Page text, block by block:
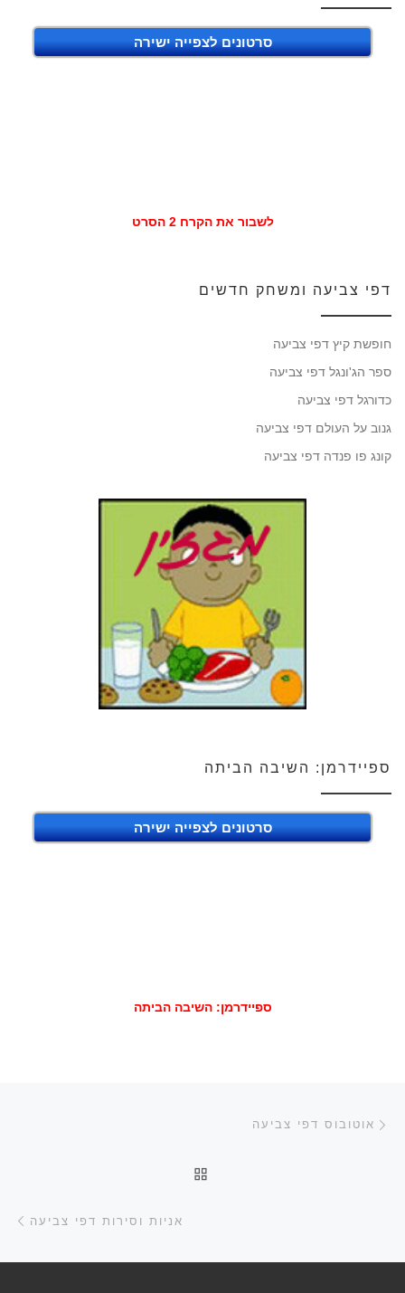
סרטונים לצפייה ישירה
לשבור את הקרח 2 הסרט
דפי צביעה ומשחק חדשים
חופשת קיץ דפי צביעה
ספר הג'ונגל דפי צביעה
כדורגל דפי צביעה
גנוב על העולם דפי צביעה
קונג פו פנדה דפי צביעה
ספיידרמן: השיבה הביתה
סרטונים לצפייה ישירה
ספיידרמן: השיבה הביתה
ניווט בפוסטים
אוטובוס דפי צביעה
חזרה לרשימת הפוסטים
אניות וסירות דפי צביעה